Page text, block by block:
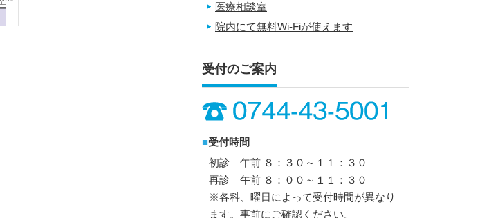
医療相談室
院内にて無料Wi-Fiが使えます
受付のご案内
■受付時間
初診 午前 ８：３０～１１：３０
再診 午前 ８：００～１１：３０
※各科、曜日によって受付時間が異なり
ます。事前にご確認ください。